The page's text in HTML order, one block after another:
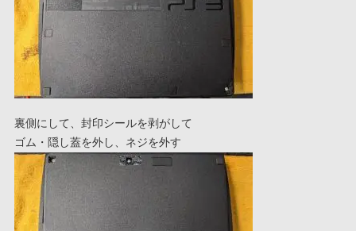
裏側にして、封印シールを剥がして
ゴム・隠し蓋を外し、ネジを外す